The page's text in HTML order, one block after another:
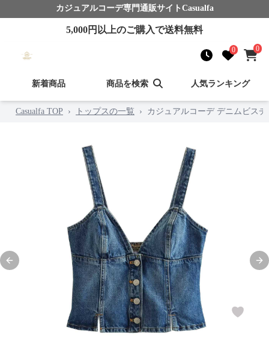
カジュアルコーデ専門通販サイト Casualfa
5,000円以上のご購入で送料無料
0 0
新着商品 商品を検索 人気ランキング
Casualfa TOP › トップスの一覧 › カジュアルコーデ デニムビス
Previous slide